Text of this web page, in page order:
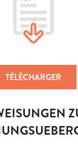
TÉLÉCHARGER